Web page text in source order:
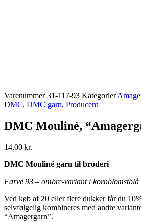
Varenummer31-117-93 Kategorier
DMC, DMC garn, Producent
DMC Mouliné,
14,00 kr.
DMC Mouliné garn til broderi
Farve 93 – ombre-variant i
Ved køb af 20 eller flere dukker får du
selvfølgelig kombineres med andre
“Amagergarn”.